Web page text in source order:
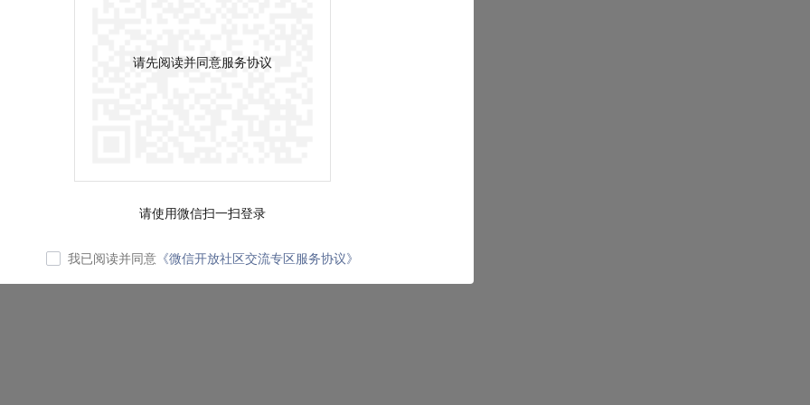
请先阅读并同意服务协议
请使用微信扫一扫登录
我已阅读并同意 《微信开放社区交流专区服务协议》